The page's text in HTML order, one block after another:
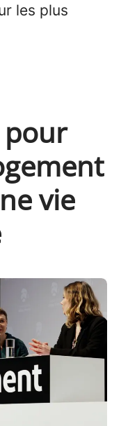
les plus
vie